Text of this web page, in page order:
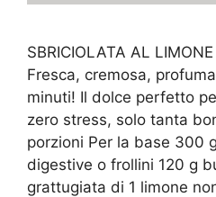
SBRICIOLATA AL
Fresca, cremosa,
minuti! Il dolce perfetto
zero stress, solo tanta
porzioni Per la base 300
digestive o frollini 120 g
grattugiata di 1 limone